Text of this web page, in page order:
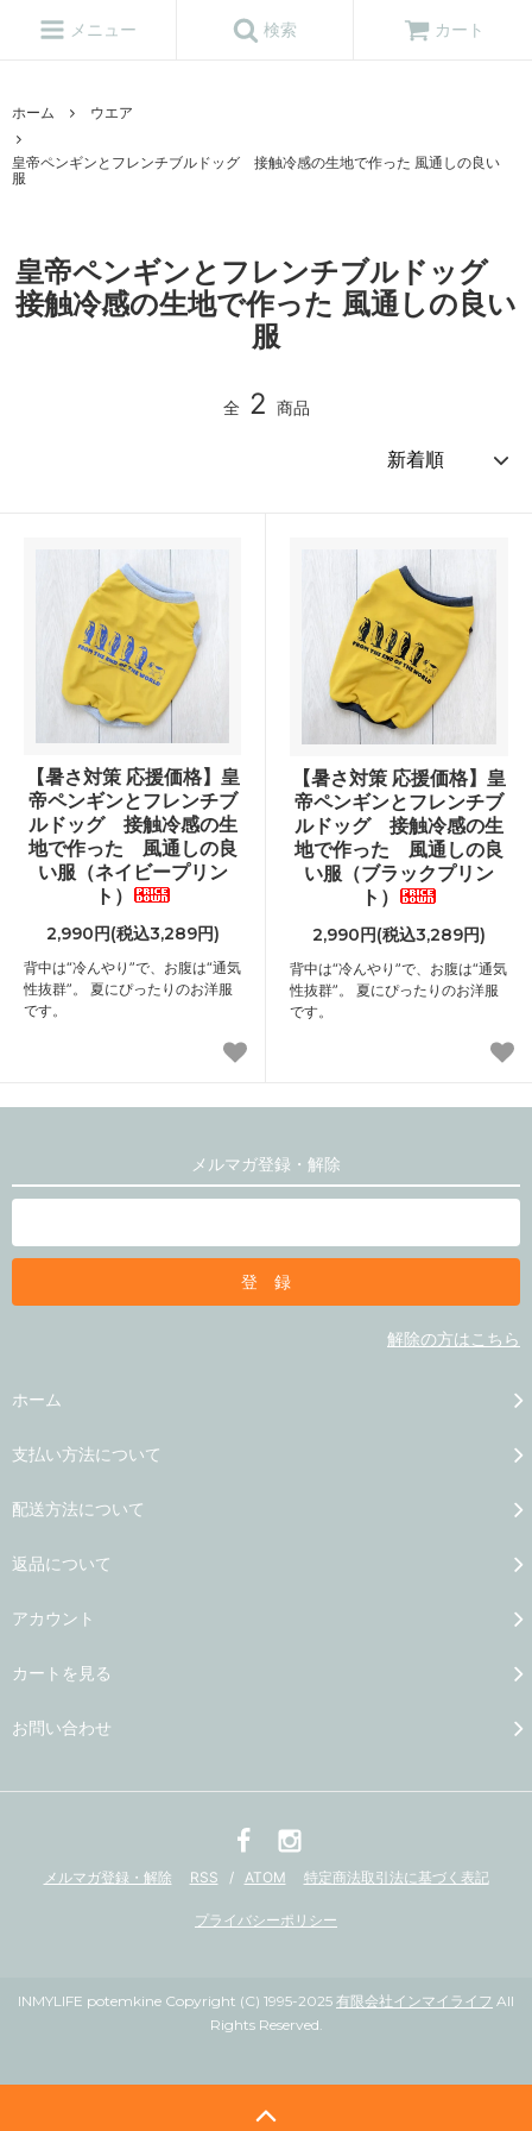
メニュー 検索 カート
ホーム ウエア
皇帝ペンギンとフレンチブルドッグ 接触冷感の生地で作った 風通しの良い
服
皇帝ペンギンとフレンチブルドッグ
接触冷感の生地で作った 風通しの良い
服
全 2 商品
【暑さ対策 応援価格】皇
帝ペンギンとフレンチブ
ルドッグ 接触冷感の生
地で作った 風通しの良
い服（ネイビープリン
ト）
2,990円(税込3,289円)
背中は“冷んやり”で、お腹は“通気
性抜群”。 夏にぴったりのお洋服
です。
【暑さ対策 応援価格】皇
帝ペンギンとフレンチブ
ルドッグ 接触冷感の生
地で作った 風通しの良
い服（ブラックプリン
ト）
2,990円(税込3,289円)
背中は“冷んやり”で、お腹は“通気
性抜群”。 夏にぴったりのお洋服
です。
メルマガ登録・解除
解除の方はこちら
ホーム
支払い方法について
配送方法について
返品について
アカウント
カートを見る
お問い合わせ
メルマガ登録・解除 RSS / ATOM 特定商法取引法に基づく表記
プライバシーポリシー
INMYLIFE potemkine Copyright (C) 1995-2025 有限会社インマイライフ All
Rights Reserved.